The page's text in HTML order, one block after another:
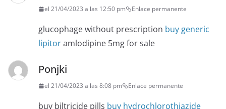
el 21/04/2023 a las 12:50 pm Enlace permanente
glucophage without prescription buy generic
lipitoramlodipine 5mg for sale
Ponjki
el 21/04/2023 a las 8:08 pm Enlace permanente
buy biltricide pills buy hydrochlorothiazide